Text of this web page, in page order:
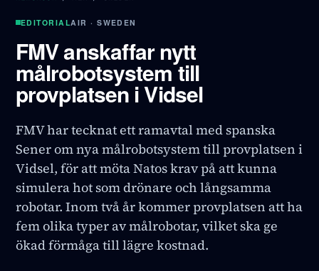
EDITORIALAIR · SWEDEN
FMV anskaffar nytt
målrobotsystem till
provplatsen i Vidsel
FMV har tecknat ett ramavtal med spanska
Sener om nya målrobotsystem till provplatsen i
Vidsel, för att möta Natos krav på att kunna
simulera hot som drönare och långsamma
robotar. Inom två år kommer provplatsen att ha
fem olika typer av målrobotar, vilket ska ge
ökad förmåga till lägre kostnad.